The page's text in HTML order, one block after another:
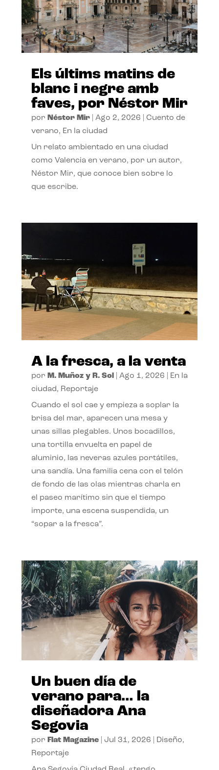
Els últims matins de
blanc i negre amb
faves, por Néstor Mir
por Néstor Mir| Ago 2, 2026
Cuento de
verano, En la ciudad
Un relato ambientado en una ciudad
como Valencia en verano, por un autor,
Néstor Mir, que conoce bien sobre lo
que escribe.
A la fresca, a la venta
por M. Muñoz y R. Sol| Ago 1, 2026
En la
ciudad, Reportaje
Cuando el sol cae y empieza a soplar la
brisa del mar, aparecen una mesa y
unas sillas plegables. Unos bocadillos,
una tortilla envuelta en papel de
aluminio, las neveras azules portátiles,
una sandía. Una familia cena con el telón
de fondo de las olas mientras charla en
el paseo marítimo sin que el tiempo
importe, una escena suspendida, un
“sopar a la fresca”.
Un buen día de
verano para… la
diseñadora Ana
Segovia
por Flat Magazine| Jul 31, 2026 Diseño,
Reportaje